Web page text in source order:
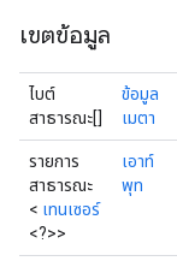
เขตข้อมูล
ไบต์
สาธารณะ[]
ข้อมูล
เมตา
รายการ
สาธารณะ
< เทนเซอร์
<?>>
เอาท์
พุท